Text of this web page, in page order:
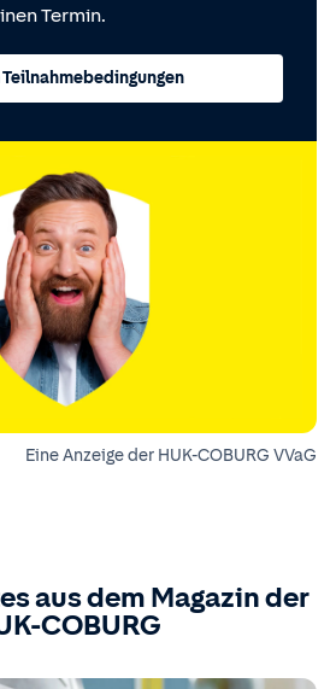
Termin.
Teilnahmebedingungen
Eine Anzeige der HUK-COBURG VVaG
aus dem Magazin der
COBURG